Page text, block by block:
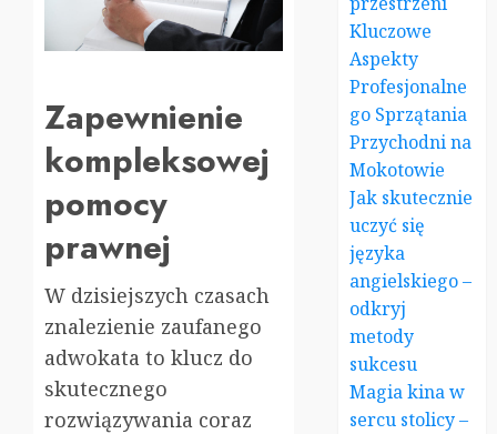
Zapewnienie
kompleksowej
pomocy
prawnej
W dzisiejszych czasach
znalezienie zaufanego
adwokata to klucz do
skutecznego
rozwiązywania coraz
Kluczowe
Aspekty
Profesjonalne
go Sprzątania
Przychodni na
Mokotowie
Jak skutecznie
uczyć się
języka
angielskiego –
odkryj
metody
sukcesu
Magia kina w
sercu stolicy –